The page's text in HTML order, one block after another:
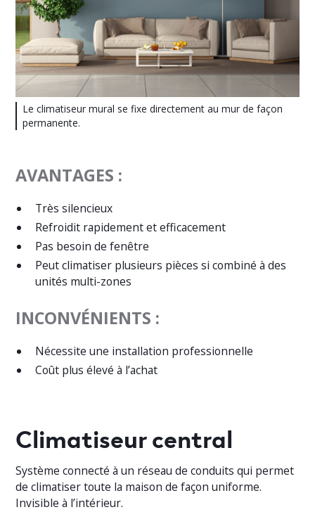
Le climatiseur mural se fixe directement au mur de façon
permanente.
AVANTAGES :
Très silencieux
Refroidit rapidement et efficacement
Pas besoin de fenêtre
Peut climatiser plusieurs pièces si combiné à des
unités multi-zones
INCONVÉNIENTS :
Nécessite une installation professionnelle
Coût plus élevé à l’achat
Climatiseur central
Système connecté à un réseau de conduits qui permet
de climatiser toute la maison de façon uniforme.
Invisible à l’intérieur.